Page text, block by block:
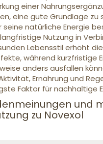
einer
eine gute Grundlage zu
seine natürliche Energie
langfristige Nutzung in
Lebensstil erhöht
während kurzfristige
anders ausfallen
Ernährung und
Faktor für nachhaltige
und
zu Novexol